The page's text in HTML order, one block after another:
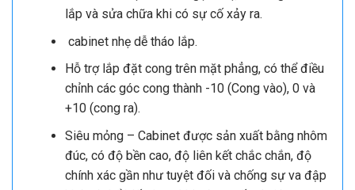
lắp và sửa chữa khi có sự cố xảy ra.
cabinet nhẹ dễ tháo lắp.
Hỗ trợ lắp đặt cong trên mặt phẳng, có thể điều
chỉnh các góc cong thành -10 (Cong vào), 0 và
+10 (cong ra).
Siêu mỏng – Cabinet được sản xuất bằng nhôm
đúc, có độ bền cao, độ liên kết chắc chắn, độ
chính xác gần như tuyệt đối và chống sự va đập